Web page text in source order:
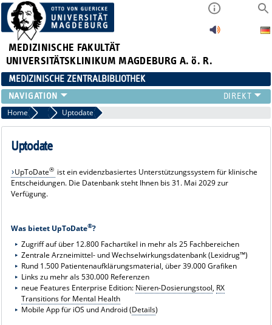
MEDIZINISCHE FAKULTÄT
UNIVERSITÄTSKLINIKUM MAGDEBURG A. ö. R.
MEDIZINISCHE ZENTRALBIBLIOTHEK
LITERATURSUCHE
SERVICE
INFORMATIONSKOMPETENZ
PUBLIZIEREN
NEU HIER?
Home Datenbanken
Uptodate
Uptodate
UpToDate® ist ein evidenzbasiertes Unterstützungssystem für klinische
Entscheidungen. Die Datenbank steht Ihnen bis 31. Mai 2029 zur
Verfügung.
Was bietet UpToDate®?
Zugriff auf über 12.800 Fachartikel in mehr als 25 Fachbereichen
Zentrale Arzneimittel- und Wechselwirkungsdatenbank (Lexidrug™)
Rund 1.500 Patientenaufklärungsmaterial, über 39.000 Grafiken
Links zu mehr als 530.000 Referenzen
neue Features Enterprise Edition: Nieren-Dosierungstool, RX
Transitions for Mental Health
Mobile App für iOS und Android (Details)